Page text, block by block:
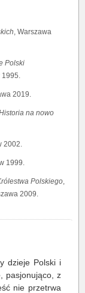
, Warszawa
Polski
2019.
na nowo
2002.
1999.
Polskiego
2009.
dzieje Polski i
pasjonująco, z
nie przetrwa